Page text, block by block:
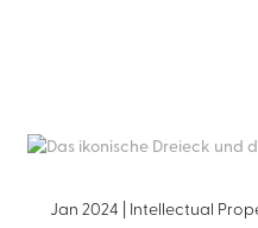
Jan 2024 Intellectual